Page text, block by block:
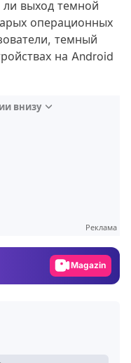
ли выход темной
операционных
темный
на Android
внизу
Реклама
Magazin